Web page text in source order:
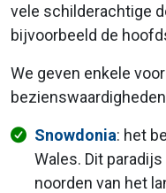
vele schilderachtige
bijvoorbeeld de
We geven enkele
Snowdonia: het
Wales. Dit
noorden van het